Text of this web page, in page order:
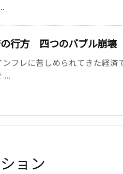
行方 四つのバブル崩壊
フレに苦しめられてきた経
...
ョン